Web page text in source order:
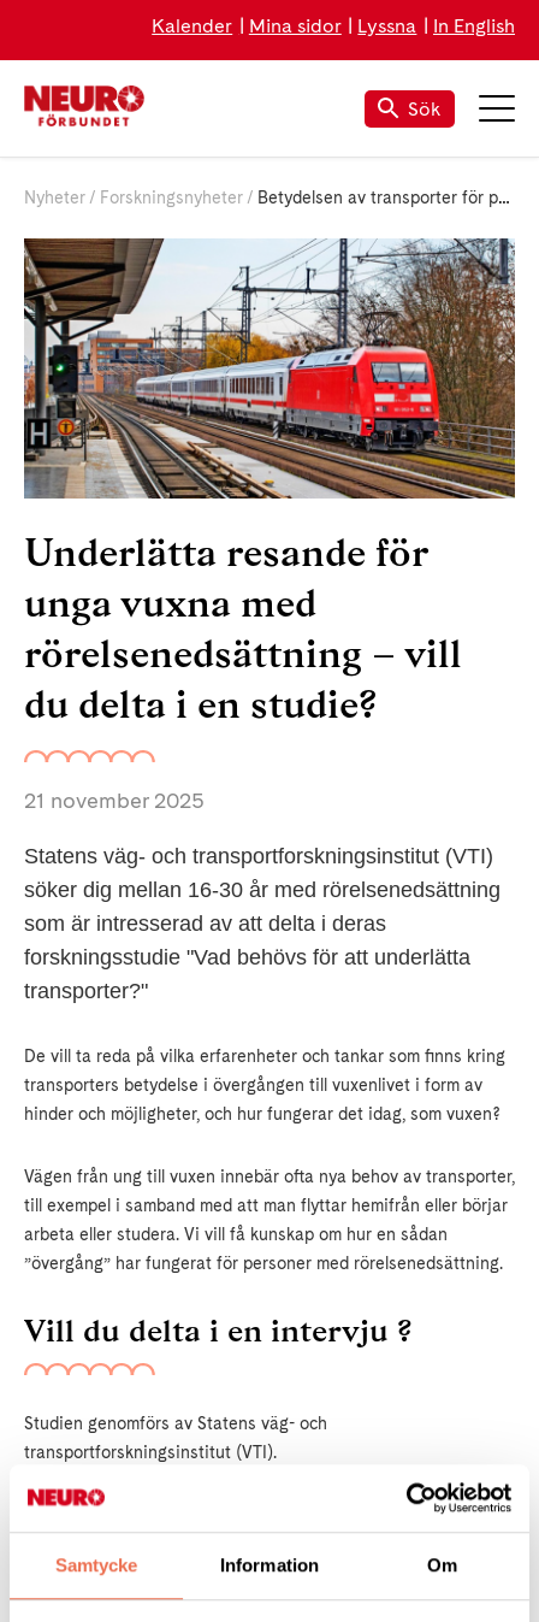
Samtycke Information Om
Kalender Mina sidor Lyssna In English
Sök
Nyheter Forskningsnyheter Betydelsen av transporter för personer med rörelsenedsättning – vill du delta i en studie?
Underlätta resande för
unga vuxna med
rörelsenedsättning – vill
du delta i en studie?
21 november 2025
Statens väg- och transportforskningsinstitut (VTI)
söker dig mellan 16-30 år med rörelsenedsättning
som är intresserad av att delta i deras
forskningsstudie "Vad behövs för att underlätta
transporter?"
De vill ta reda på vilka erfarenheter och tankar som finns kring
transporters betydelse i övergången till vuxenlivet i form av
hinder och möjligheter, och hur fungerar det idag, som vuxen?
Vägen från ung till vuxen innebär ofta nya behov av transporter,
till exempel i samband med att man flyttar hemifrån eller börjar
arbeta eller studera. Vi vill få kunskap om hur en sådan
”övergång” har fungerat för personer med rörelsenedsättning.
Vill du delta i en intervju ?
Studien genomförs av Statens väg- och
transportforskningsinstitut (VTI).
Det kan ske via telefon eller Teams, och tar högst en timme.
Om du är intresserad så kontaktar du Robin Nuruzzaman
senast 1 december 2025.